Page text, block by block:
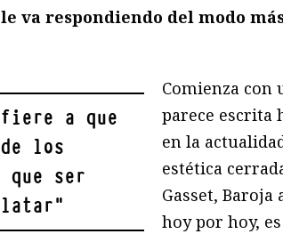
va respondiendo del modo
a que
los
ser
"
Comienza con
parece escrita
en la
estética
Gasset, Baroja
hoy por hoy,